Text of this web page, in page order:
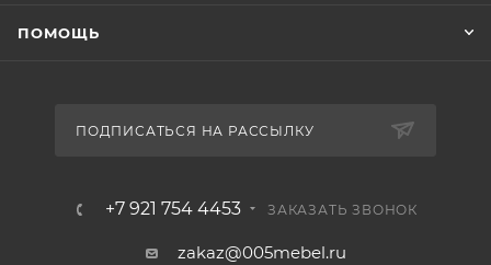
ПОМОЩЬ
ПОДПИСАТЬСЯ НА РАССЫЛКУ
+7 921 754 4453 ЗАКАЗАТЬ ЗВОНОК
zakaz@005mebel.ru